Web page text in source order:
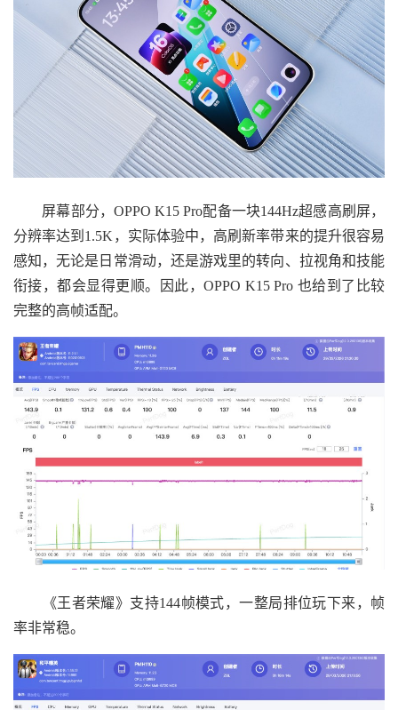
屏幕部分，OPPO K15 Pro配备一块144Hz超感高刷屏，
分辨率达到1.5K，实际体验中，高刷新率带来的提升很容易
感知，无论是日常滑动，还是游戏里的转向、拉视角和技能
衔接，都会显得更顺。因此，OPPO K15 Pro 也给到了比较
完整的高帧适配。
《王者荣耀》支持144帧模式，一整局排位玩下来，帧
率非常稳。